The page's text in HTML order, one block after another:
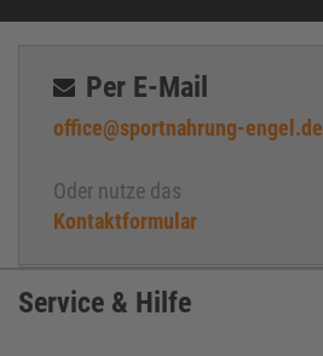
Per E-Mail
office@sportnahrung-engel.de
Oder nutze das
Kontaktformular
Service & Hilfe